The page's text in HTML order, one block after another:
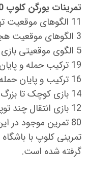
تمرینات یورگن کلوپ 80 شامل:
11 الگوهای موقعیت تهاجمی بازی
3 الگوهای موقعیت هجومی بازی + ضد پرس (2-توپ)
5 الگوی موقعیتی بازی با حملات توپ 2/3
19 ترکیب حمله و پایان
16 ترکیب و پایان حمله چند توپ
14 بازی کوچک تا بزرگ
12 بازی انتقال چند توپی
80 تمرین موجود
گرفته شده است.